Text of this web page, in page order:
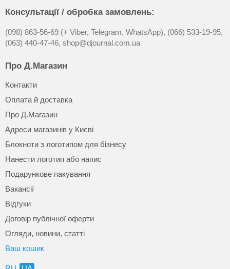
Консультації / обробка замовлень:
(098) 863-56-69 (+ Viber, Telegram, WhatsApp), (066) 533-19-95,
(063) 440-47-46, shop@djournal.com.ua
Про Д.Магазин
Контакти
Оплата й доставка
Про Д.Магазин
Адреси магазинів у Києві
Блокноти з логотипом для бізнесу
Нанести логотип або напис
Подарункове пакування
Вакансії
Відгуки
Договір публічної оферти
Огляди, новини, статті
Ваш кошик